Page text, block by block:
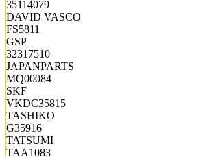
35114079
DAVID VASCO
FS5811
GSP
32317510
JAPANPARTS
MQ00084
SKF
VKDC35815
TASHIKO
G35916
TATSUMI
TAA1083